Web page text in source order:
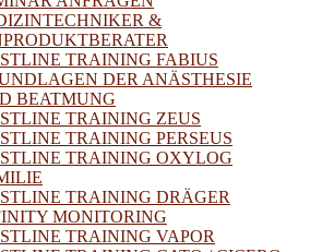
&
TRAINING FABIUS
DER ANÄSTHESIE
BEATMUNG
TRAINING ZEUS
TRAINING PERSEUS
TRAINING OXYLOG
TRAINING DRÄGER
MONITORING
TRAINING VAPOR